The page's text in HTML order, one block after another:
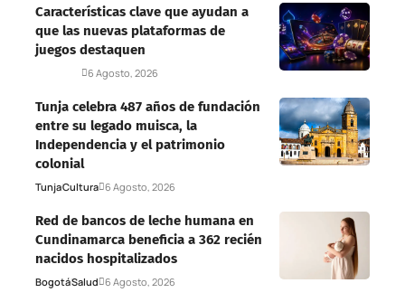
Características clave que ayudan a
que las nuevas plataformas de
juegos destaquen
6 Agosto, 2026
Tunja celebra 487 años de fundación
entre su legado muisca, la
Independencia y el patrimonio
colonial
TunjaCultura 6 Agosto, 2026
Red de bancos de leche humana en
Cundinamarca beneficia a 362 recién
nacidos hospitalizados
BogotáSalud 6 Agosto, 2026